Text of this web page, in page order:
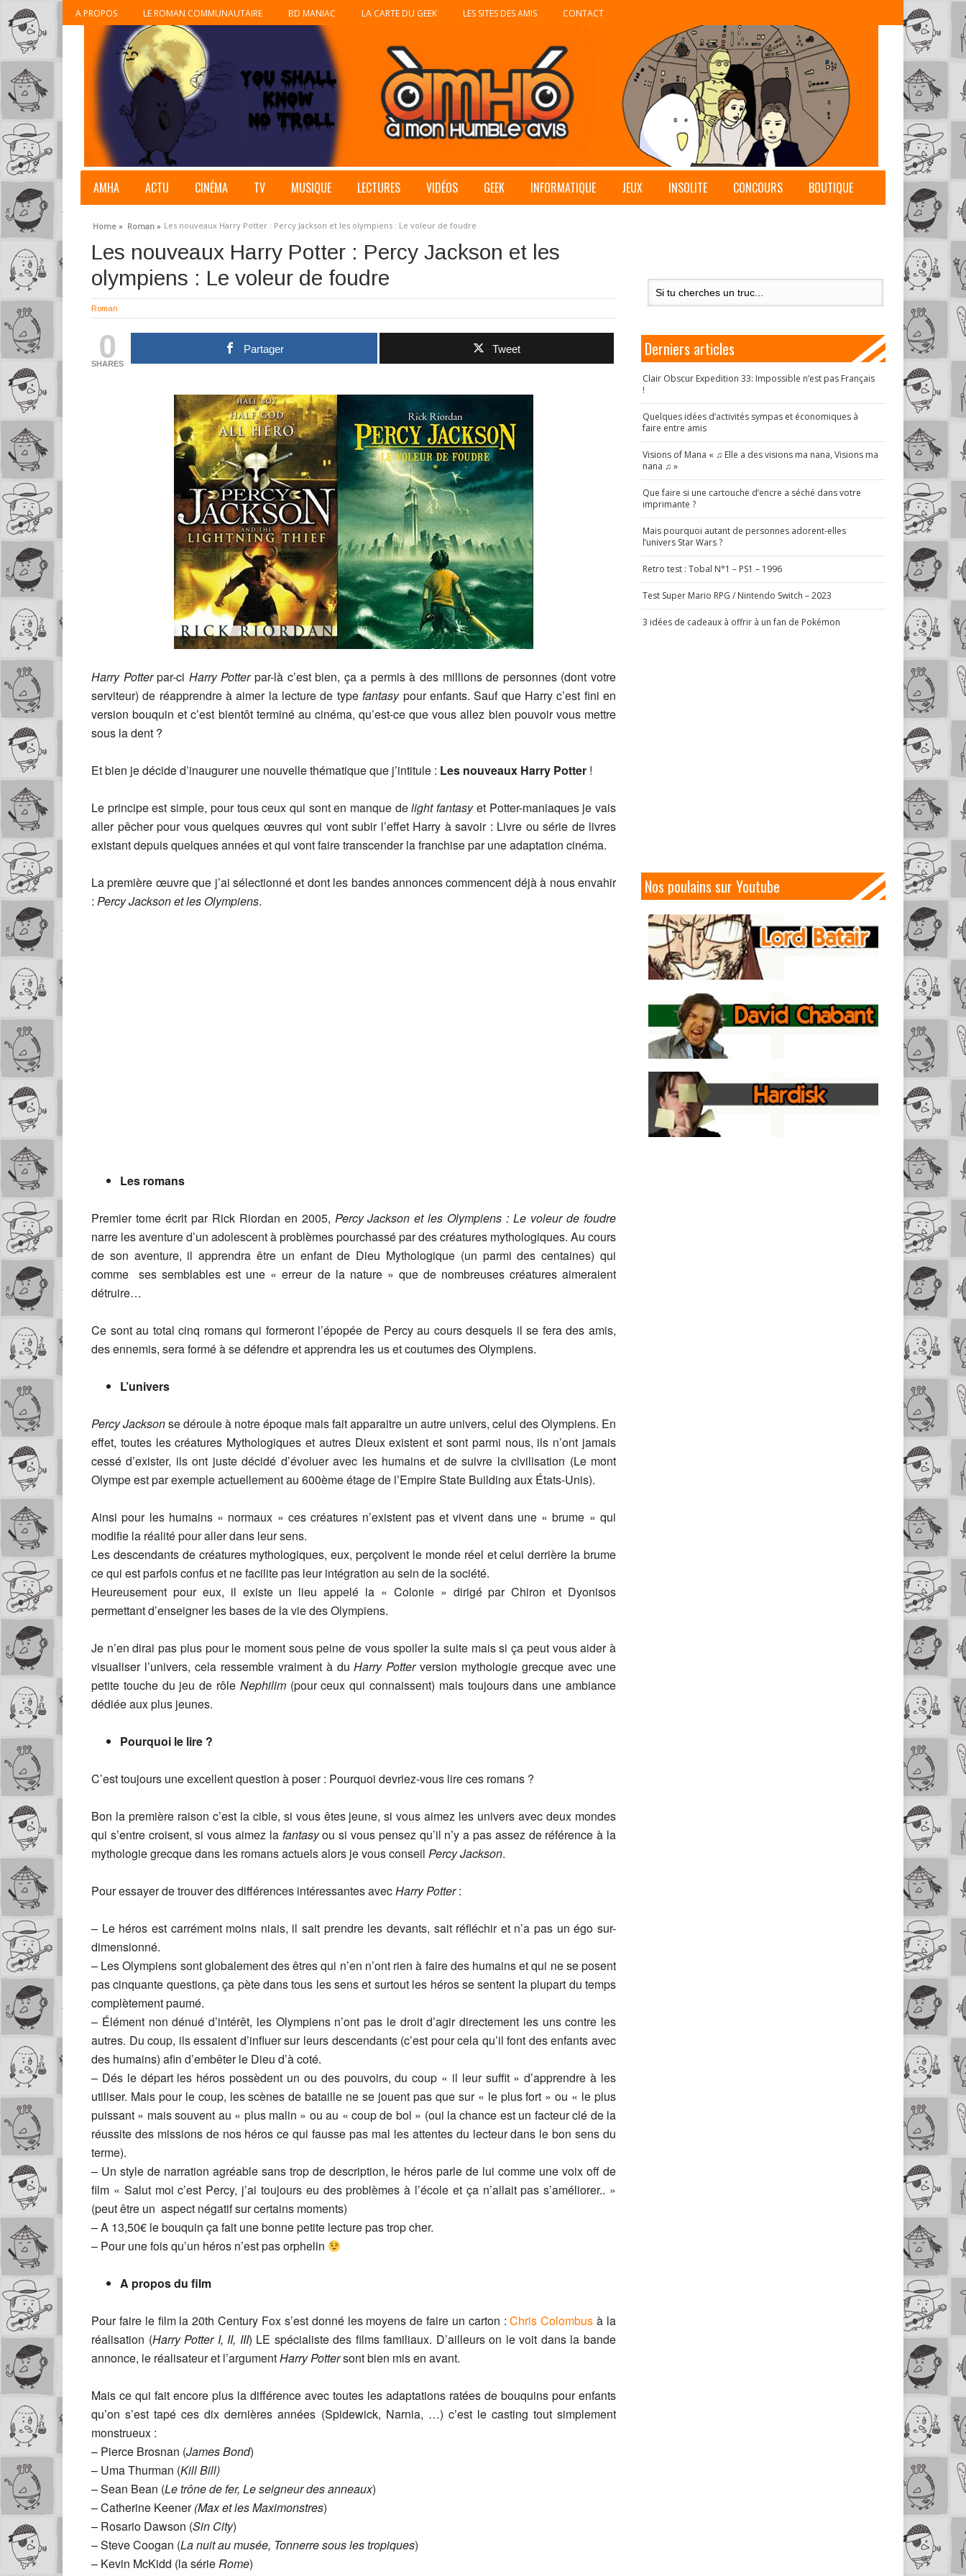
A PROPOS LE ROMAN COMMUNAUTAIRE BD MANIAC LA CARTE DU GEEK LES SITES DES AMIS CONTACT
AMHA ACTU CINÉMA TV MUSIQUE LECTURES VIDÉOS GEEK INFORMATIQUE JEUX INSOLITE CONCOURS BOUTIQUE
Home » Roman » Les nouveaux Harry Potter : Percy Jackson et les olympiens : Le voleur de foudre
Les nouveaux Harry Potter : Percy Jackson et les
olympiens : Le voleur de foudre
Roman
0
SHARES
Partager Tweet
Harry Potterpar-ci Harry Potterpar-là c’est bien, ça a permis à des millions de personnes (dont votre
serviteur) de réapprendre à aimer la lecture de typefantasypour enfants. Sauf que Harry c’est fini en
version bouquin et c’est bientôt terminé au cinéma, qu’est-ce que vous allez bien pouvoir vous mettre
sous la dent ?
Et bien je décide d’inaugurer une nouvelle thématique que j’intitule : Les nouveaux Harry Potter !
Le principe est simple, pour tous ceux qui sont en manque delight fantasyet Potter-maniaques je vais
aller pêcher pour vous quelques œuvres qui vont subir l’effet Harry à savoir : Livre ou série de livres
existant depuis quelques années et qui vont faire transcender la franchise par une adaptation cinéma.
La première œuvre que j’ai sélectionné et dont les bandes annonces commencent déjà à nous envahir
: Percy Jackson et les Olympiens.
Les romans
Premier tome écrit par Rick Riordan en 2005, Percy Jackson et les Olympiens : Le voleur de foudre
narre les aventure d’un adolescent à problèmes pourchassé par des créatures mythologiques. Au cours
de son aventure, il apprendra être un enfant de Dieu Mythologique (un parmi des centaines) qui
comme ses semblables est une « erreur de la nature » que de nombreuses créatures aimeraient
détruire…
Ce sont au total cinq romans qui formeront l’épopée de Percy au cours desquels il se fera des amis,
des ennemis, sera formé à se défendre et apprendra les us et coutumes des Olympiens.
L’univers
Percy Jacksonse déroule à notre époque mais fait apparaitre un autre univers, celui des Olympiens. En
effet, toutes les créatures Mythologiques et autres Dieux existent et sont parmi nous, ils n’ont jamais
cessé d’exister, ils ont juste décidé d’évoluer avec les humains et de suivre la civilisation (Le mont
Olympe est par exemple actuellement au 600ème étage de l’Empire State Building aux États-Unis).
Ainsi pour les humains « normaux » ces créatures n’existent pas et vivent dans une « brume » qui
modifie la réalité pour aller dans leur sens.
Les descendants de créatures mythologiques, eux, perçoivent le monde réel et celui derrière la brume
ce qui est parfois confus et ne facilite pas leur intégration au sein de la société.
Heureusement pour eux, il existe un lieu appelé la « Colonie » dirigé par Chiron et Dyonisos
permettant d’enseigner les bases de la vie des Olympiens.
Je n’en dirai pas plus pour le moment sous peine de vous spoiler la suite mais si ça peut vous aider à
visualiser l’univers, cela ressemble vraiment à duHarry Potterversion mythologie grecque avec une
petite touche du jeu de rôle Nephilim (pour ceux qui connaissent) mais toujours dans une ambiance
dédiée aux plus jeunes.
Pourquoi le lire ?
C’est toujours une excellent question à poser : Pourquoi devriez-vous lire ces romans ?
Bon la première raison c’est la cible, si vous êtes jeune, si vous aimez les univers avec deux mondes
qui s’entre croisent, si vous aimez la fantasyou si vous pensez qu’il n’y a pas assez de référence à la
mythologie grecque dans les romans actuels alors je vous conseil Percy Jackson.
Pour essayer de trouver des différences intéressantes avecHarry Potter:
– Le héros est carrément moins niais, il sait prendre les devants, sait réfléchir et n’a pas un égo sur-
dimensionné.
– Les Olympiens sont globalement des êtres qui n’en n’ont rien à faire des humains et qui ne se posent
pas cinquante questions, ça pète dans tous les sens et surtout les héros se sentent la plupart du temps
complètement paumé.
– Élément non dénué d’intérêt, les Olympiens n’ont pas le droit d’agir directement les uns contre les
autres. Du coup, ils essaient d’influer sur leurs descendants (c’est pour cela qu’il font des enfants avec
des humains) afin d’embêter le Dieu d’à coté.
– Dés le départ les héros possèdent un ou des pouvoirs, du coup « il leur suffit » d’apprendre à les
utiliser. Mais pour le coup, les scènes de bataille ne se jouent pas que sur « le plus fort » ou « le plus
puissant » mais souvent au « plus malin » ou au « coup de bol » (oui la chance est un facteur clé de la
réussite des missions de nos héros ce qui fausse pas mal les attentes du lecteur dans le bon sens du
terme).
– Un style de narration agréable sans trop de description, le héros parle de lui comme une voix off de
film « Salut moi c’est Percy, j’ai toujours eu des problèmes à l’école et ça n’allait pas s’améliorer.. »
(peut être un aspect négatif sur certains moments)
– A 13,50€ le bouquin ça fait une bonne petite lecture pas trop cher.
– Pour une fois qu’un héros n’est pas orphelin
A propos du film
Pour faire le film la 20th Century Fox s’est donné les moyens de faire un carton :Chris Colombus à la
réalisation (Harry Potter I, II, III) LE spécialiste des films familiaux. D’ailleurs on le voit dans la bande
annonce, le réalisateur et l’argumentHarry Pottersont bien mis en avant.
Mais ce qui fait encore plus la différence avec toutes les adaptations ratées de bouquins pour enfants
qu’on s’est tapé ces dix dernières années (Spidewick, Narnia, …) c’est le casting tout simplement
monstrueux :
– Pierce Brosnan (James Bond)
– Uma Thurman (Kill Bill)
– Sean Bean (Le trône de fer, Le seigneur des anneaux)
– Catherine Keener(Max et les Maximonstres)
– Rosario Dawson (Sin City)
– Steve Coogan (La nuit au musée, Tonnerre sous les tropiques)
– Kevin McKidd (la sérieRome)
Derniers articles
Clair Obscur Expedition 33: Impossible n’est pas Français
!
Quelques idées d’activités sympas et économiques à
faire entre amis
Visions of Mana « ♫ Elle a des visions ma nana, Visions ma
nana ♫ »
Que faire si une cartouche d’encre a séché dans votre
imprimante ?
Mais pourquoi autant de personnes adorent-elles
l’univers Star Wars ?
Retro test : Tobal N°1 – PS1 – 1996
Test Super Mario RPG / Nintendo Switch – 2023
3 idées de cadeaux à offrir à un fan de Pokémon
Nos poulains sur Youtube